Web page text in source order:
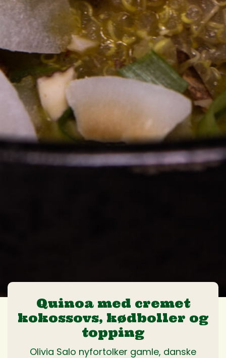
Quinoa med cremet
kokossovs, kødboller og
topping
Olivia Salo nyfortolker gamle, danske